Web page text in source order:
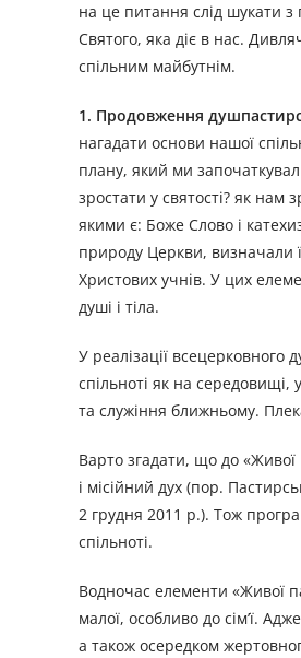
на це питання слід шукати з
Святого, яка діє в нас.
спільним майбутнім.
1. Продовження
нагадати основи нашої
плану, який ми
зростати у святості? як
якими є: Боже Слово і
природу Церкви, визначали
Христових учнів. У цих
душі і тіла.
У реалізації
спільноті як на
та служіння ближньому.
Варто згадати, що до «Живої
і місійний дух (пор.
2 грудня 2011 р.). Тож
спільноті.
Водночас елементи «Живої
малої, особливо до сім’ї.
а також осередком